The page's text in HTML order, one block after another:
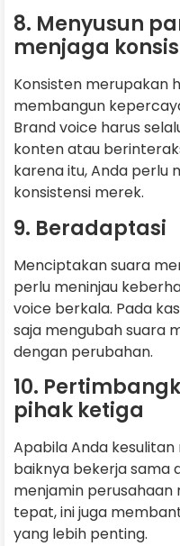
8. Menyusun
menjaga
Konsisten merupakan
membangun
Brand voice harus
konten atau
karena itu, Anda perlu
konsistensi merek.
9. Beradaptasi
Menciptakan suara
perlu meninjau
voice berkala. Pada
saja mengubah suara
dengan perubahan.
10.
pihak ketiga
Apabila Anda
baiknya bekerja sama
menjamin
tepat, ini juga
yang lebih penting.